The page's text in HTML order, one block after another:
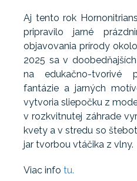
Aj tento rok
pripravilo jarné
objavovania prírody
2025 sa v
na edukačno-tvorivé
fantázie a jarných
vytvoria sliepočku z
v rozkvitnutej záhrade
kvety a v stredu so
jar tvorbou vtáčika z vlny.
Viac info tu.